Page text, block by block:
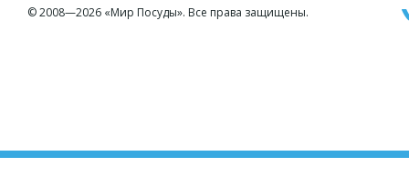
© 2008—2026 «Мир Посуды». Все права защищены.